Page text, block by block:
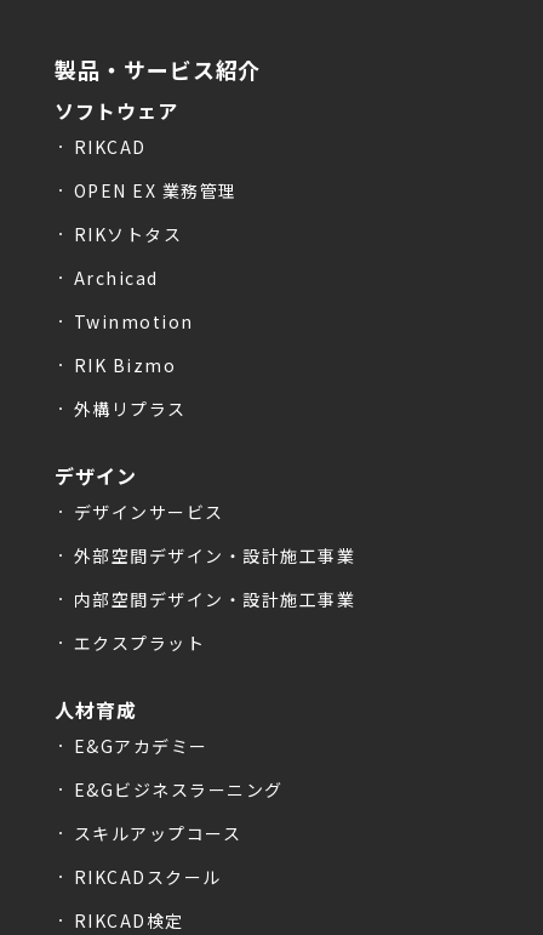
製品・サービス紹介
ソフトウェア
RIKCAD
OPEN EX 業務管理
RIKソトタス
Archicad
Twinmotion
RIK Bizmo
外構リプラス
デザイン
デザインサービス
外部空間デザイン・設計施工事業
内部空間デザイン・設計施工事業
エクスプラット
人材育成
E&Gアカデミー
E&Gビジネスラーニング
スキルアップコース
RIKCADスクール
RIKCAD検定